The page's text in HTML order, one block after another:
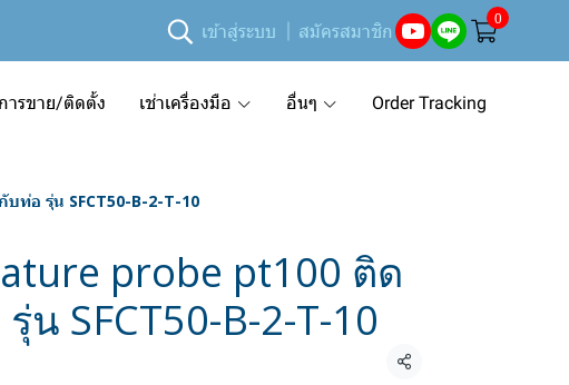
เข้าสู่ระบบ สมัครสมาชิก
0
ารขาย/ติดตั้ง เช่าเครื่องมือ อื่นๆ Order Tracking
ท่อ รุ่น SFCT50-B-2-T-10
probe pt100 ติด
น SFCT50-B-2-T-10
แชร์